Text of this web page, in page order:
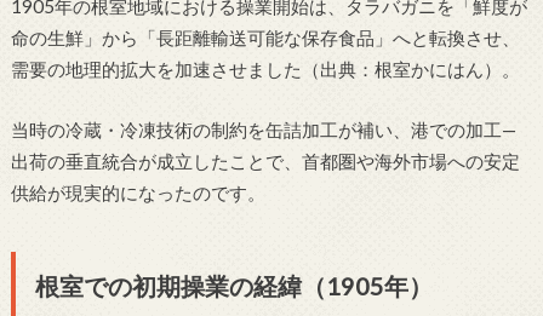
1905年の根室地域における操業開始は、タラバガニを「鮮度が
命の生鮮」から「長距離輸送可能な保存食品」へと転換させ、
需要の地理的拡大を加速させました（出典：根室かにはん）。
当時の冷蔵・冷凍技術の制約を缶詰加工が補い、港での加工—
出荷の垂直統合が成立したことで、首都圏や海外市場への安定
供給が現実的になったのです。
根室での初期操業の経緯（1905年）